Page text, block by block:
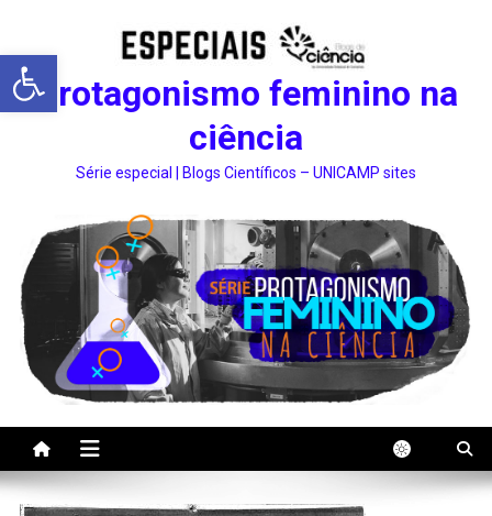
Abrir a barra de ferramentas
Protagonismo feminino na
ciência
Série especial | Blogs Científicos – UNICAMP sites